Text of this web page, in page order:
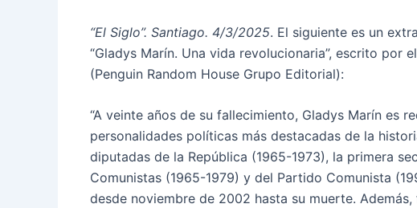
“El Siglo”. Santiago. 4/3/2025. El siguiente es un
“Gladys Marín. Una vida revolucionaria”, escrito por
(Penguin Random House Grupo Editorial):
“A veinte años de su fallecimiento, Gladys Marín es
personalidades políticas más destacadas de la
diputadas de la República (1965-1973), la primera
Comunistas (1965-1979) y del Partido Comunista
desde noviembre de 2002 hasta su muerte.